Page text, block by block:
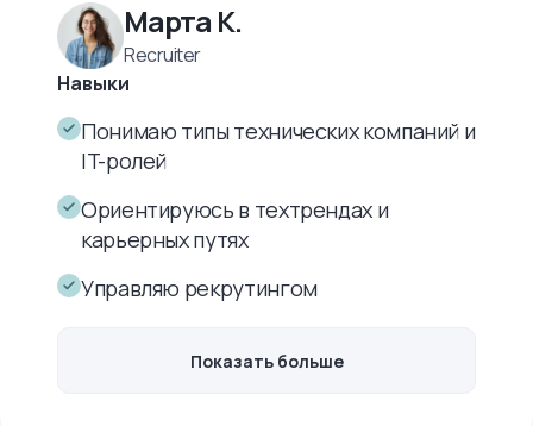
Марта К.
Recruiter
Навыки
Понимаю типы технических компаний и
IT-ролей
Ориентируюсь в техтрендах и
карьерных путях
Управляю рекрутингом
Показать больше